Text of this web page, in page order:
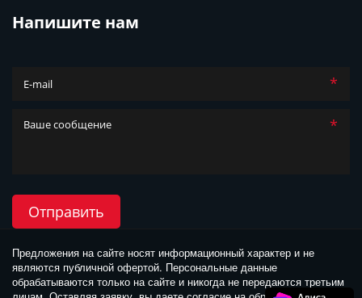
Напишите нам
*
*
Отправить
Предложения на сайте носят информационный характер и не
являются публичной офертой. Персональные данные
обрабатываются только на сайте и никогда не передаются третьим